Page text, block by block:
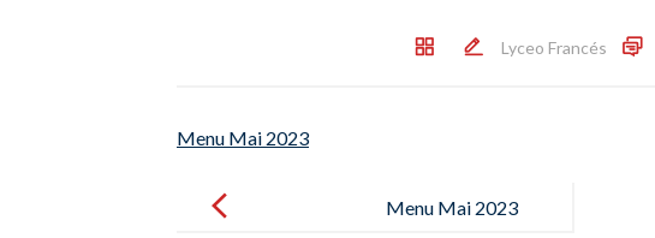
Lyceo Francés
Menu Mai 2023
navigation
Menu Mai 2023